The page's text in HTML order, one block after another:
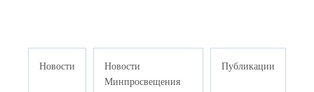
Новости
Новости
Минпросвещения
Публикации